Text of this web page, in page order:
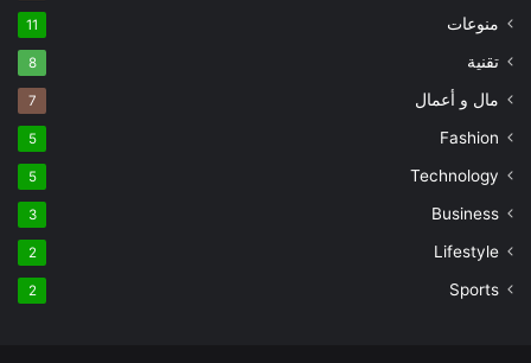
منوعات 11
تقنية 8
مال و أعمال 7
Fashion
5
Technology
5
Business
3
Lifestyle
2
Sports
2